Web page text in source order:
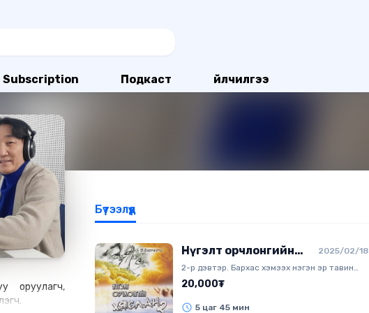
Subscription Подкаст Үйлчилгээ
оруулагч,
Бүтээлүүд
Нүгэлт орчлонгийн
хяслан 2
2025/02/18
2-р дэвтэр. Бархас хэмээх нэгэн эр тавин
насныхаа босгон дээр ирчхээд туулж
эргэцүүлэн бодож суугаа тухай гарна. Хүн
20,000₮
5 цаг 45 мин